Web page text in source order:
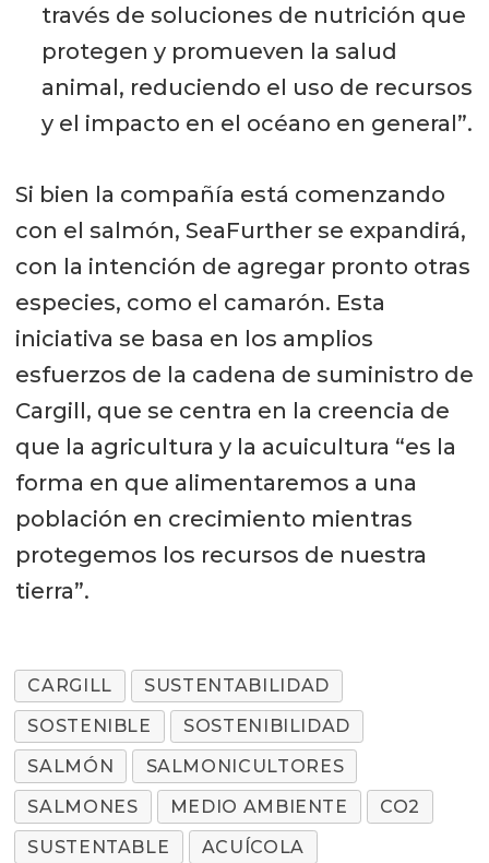
través de soluciones de nutrición que
protegen y promueven la salud
animal, reduciendo el uso de recursos
y el impacto en el océano en general”.
Si bien la compañía está comenzando
con el salmón, SeaFurther se expandirá,
con la intención de agregar pronto otras
especies, como el camarón. Esta
iniciativa se basa en los amplios
esfuerzos de la cadena de suministro de
Cargill, que se centra en la creencia de
que la agricultura y la acuicultura “es la
forma en que alimentaremos a una
población en crecimiento mientras
protegemos los recursos de nuestra
tierra”.
CARGILL
SUSTENTABILIDAD
SOSTENIBLE
SOSTENIBILIDAD
SALMÓN
SALMONICULTORES
SALMONES
MEDIO AMBIENTE
CO2
SUSTENTABLE
ACUÍCOLA